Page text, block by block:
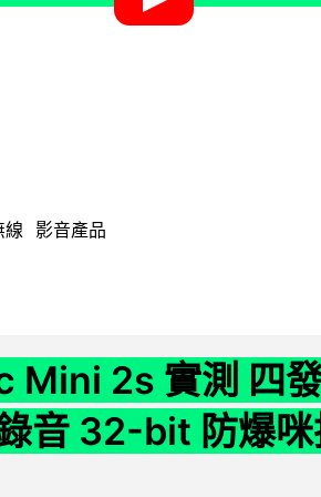
線 影音產品
Mini 2s 實測 四
音 32-bit 防爆咪